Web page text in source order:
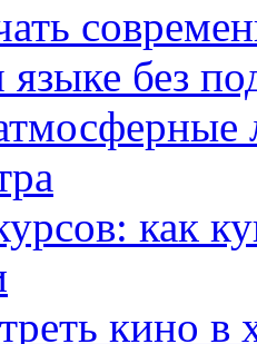
языке без
как
кино в